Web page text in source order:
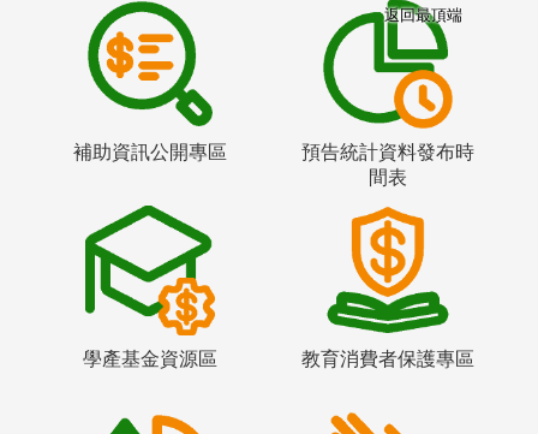
補助資訊公開專區
預告統計資料發布時
間表
學產基金資源區 教育消費者保護專區
返回最頂端